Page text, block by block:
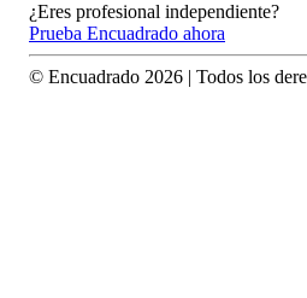
¿Eres profesional independiente?
Prueba Encuadrado ahora
© Encuadrado 2026 | Todos los